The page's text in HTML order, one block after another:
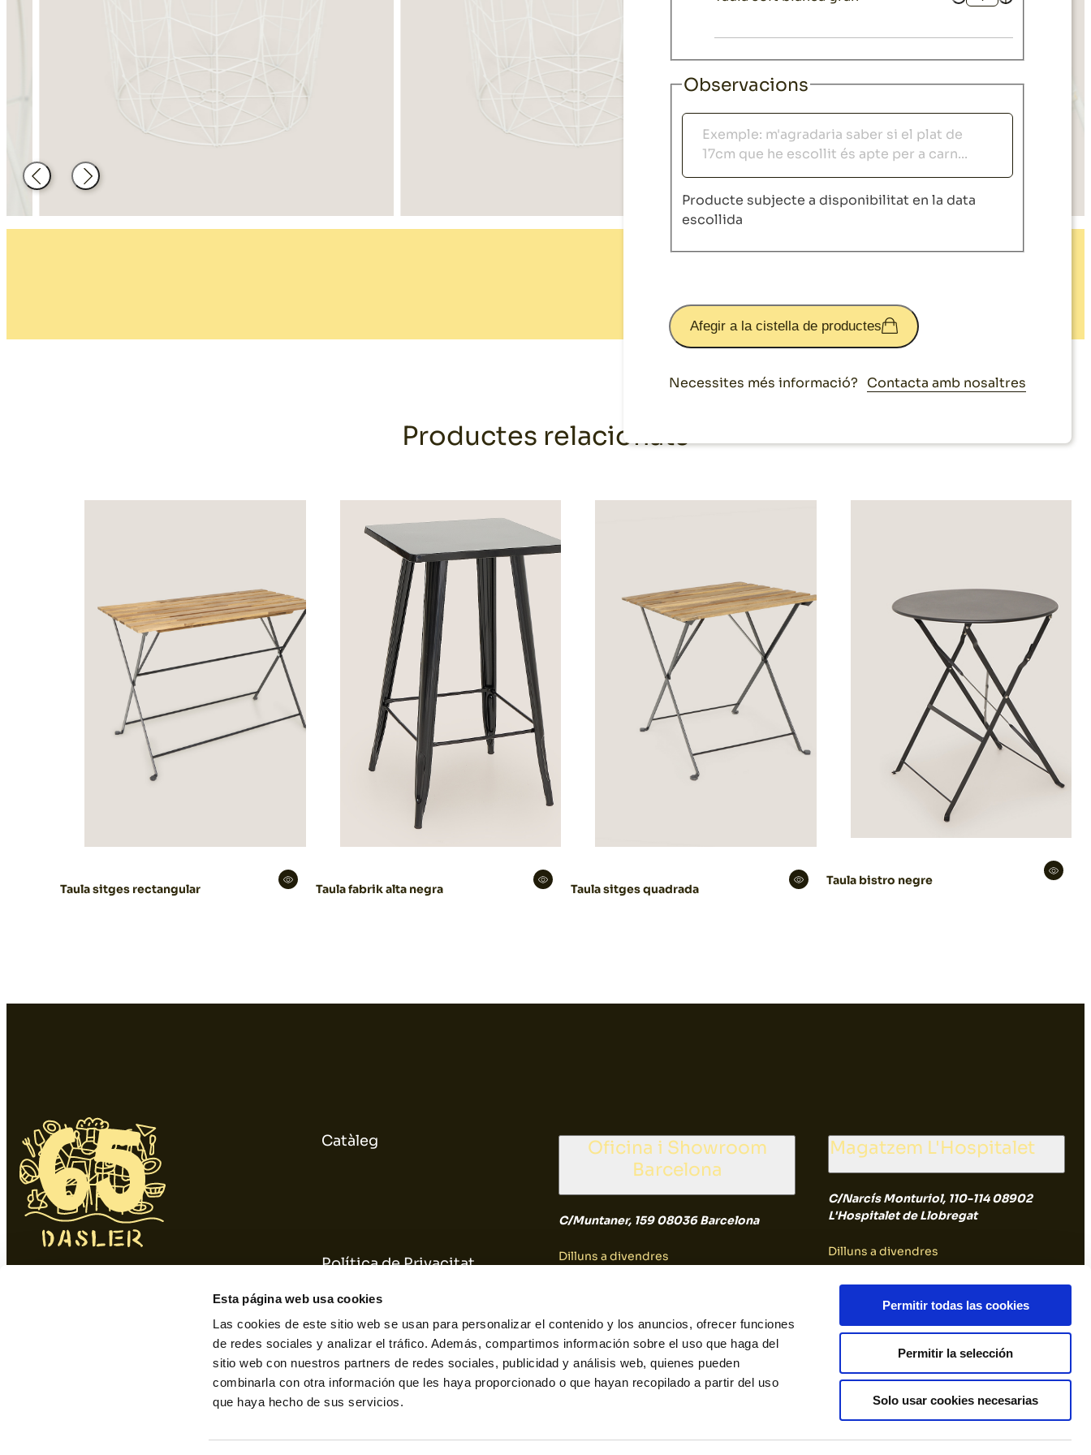
Esta página web usa cookies
Las cookies de este sitio web se usan para personalizar el contenido y los anuncios, ofrecer funciones
de redes sociales y analizar el tráfico. Además, compartimos información sobre el uso que haga del
sitio web con nuestros partners de redes sociales, publicidad y análisis web, quienes pueden
combinarla con otra información que les haya proporcionado o que hayan recopilado a partir del uso
que haya hecho de sus servicios.
Permitir todas las cookies
Permitir la selección
Solo usar cookies necesarias
Decoració
Material de
cuina
Quantitat
Observacions
Observacions
Producte subjecte a disponibilitat en la data
escollida
Afegir a la cistella de productes
Necessites més informació? Contacta amb nosaltres
Enrere Següent
Productes relacionats
Taula sitges rectangular Taula fabrik alta negra Taula sitges quadrada
Taula bistro negre
Catàleg
Política de Privacitat
Política de Cookies
Oficina i Showroom
Barcelona
C/Muntaner, 159 08036 Barcelona
Dilluns a divendres
Dissabte i diumenge
Tancat
Magatzem L'Hospitalet
C/Narcís Monturiol, 110-114 08902
L'Hospitalet de Llobregat
Dilluns a divendres
8:00 a 14:30
Dissabte i diumenge
Tancat